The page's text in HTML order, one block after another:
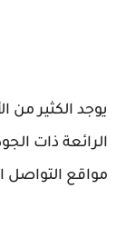
يوجد الكثير من
الرائعة ذات
مواقع التواصل